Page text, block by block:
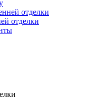
отделки
отделки